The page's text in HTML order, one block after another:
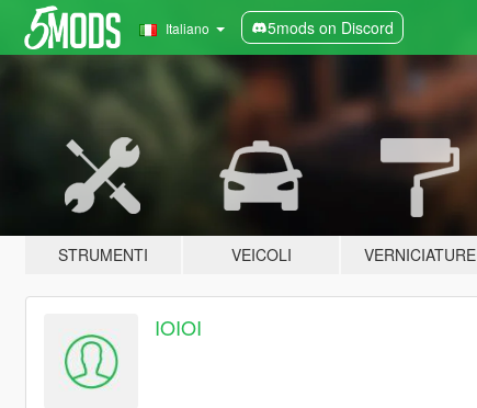
Italiano 5mods on Discord
STRUMENTI VEICOLI VERNICIATURE
IOIOI